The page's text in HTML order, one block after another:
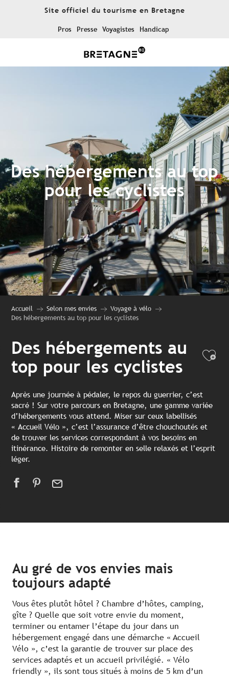
Site officiel du tourisme en Bretagne
Pros Presse Voyagistes Handicap
Des hébergements au top
pour les cyclistes
Accueil Selon mes envies
Voyage à vélo
Des hébergements au top pour les cyclistes
Des hébergements au
top pour les cyclistes
Après une journée à pédaler, le repos du guerrier, c’est
sacré ! Sur votre parcours en Bretagne, une gamme variée
d’hébergements vous attend. Miser sur ceux labellisés
« Accueil Vélo », c’est l’assurance d’être chouchoutés et
de trouver les services correspondant à vos besoins en
itinérance. Histoire de remonter en selle relaxés et l’esprit
léger.
Au gré de vos envies mais
toujours adapté
Vous êtes plutôt hôtel ? Chambre d’hôtes, camping,
gîte ? Quelle que soit votre envie du moment,
terminer ou entamer l’étape du jour dans un
hébergement engagé dans une démarche « Accueil
Vélo », c’est la garantie de trouver sur place des
services adaptés et un accueil privilégié. « Vélo
friendly », ils sont tous situés à moins de 5 km d’un